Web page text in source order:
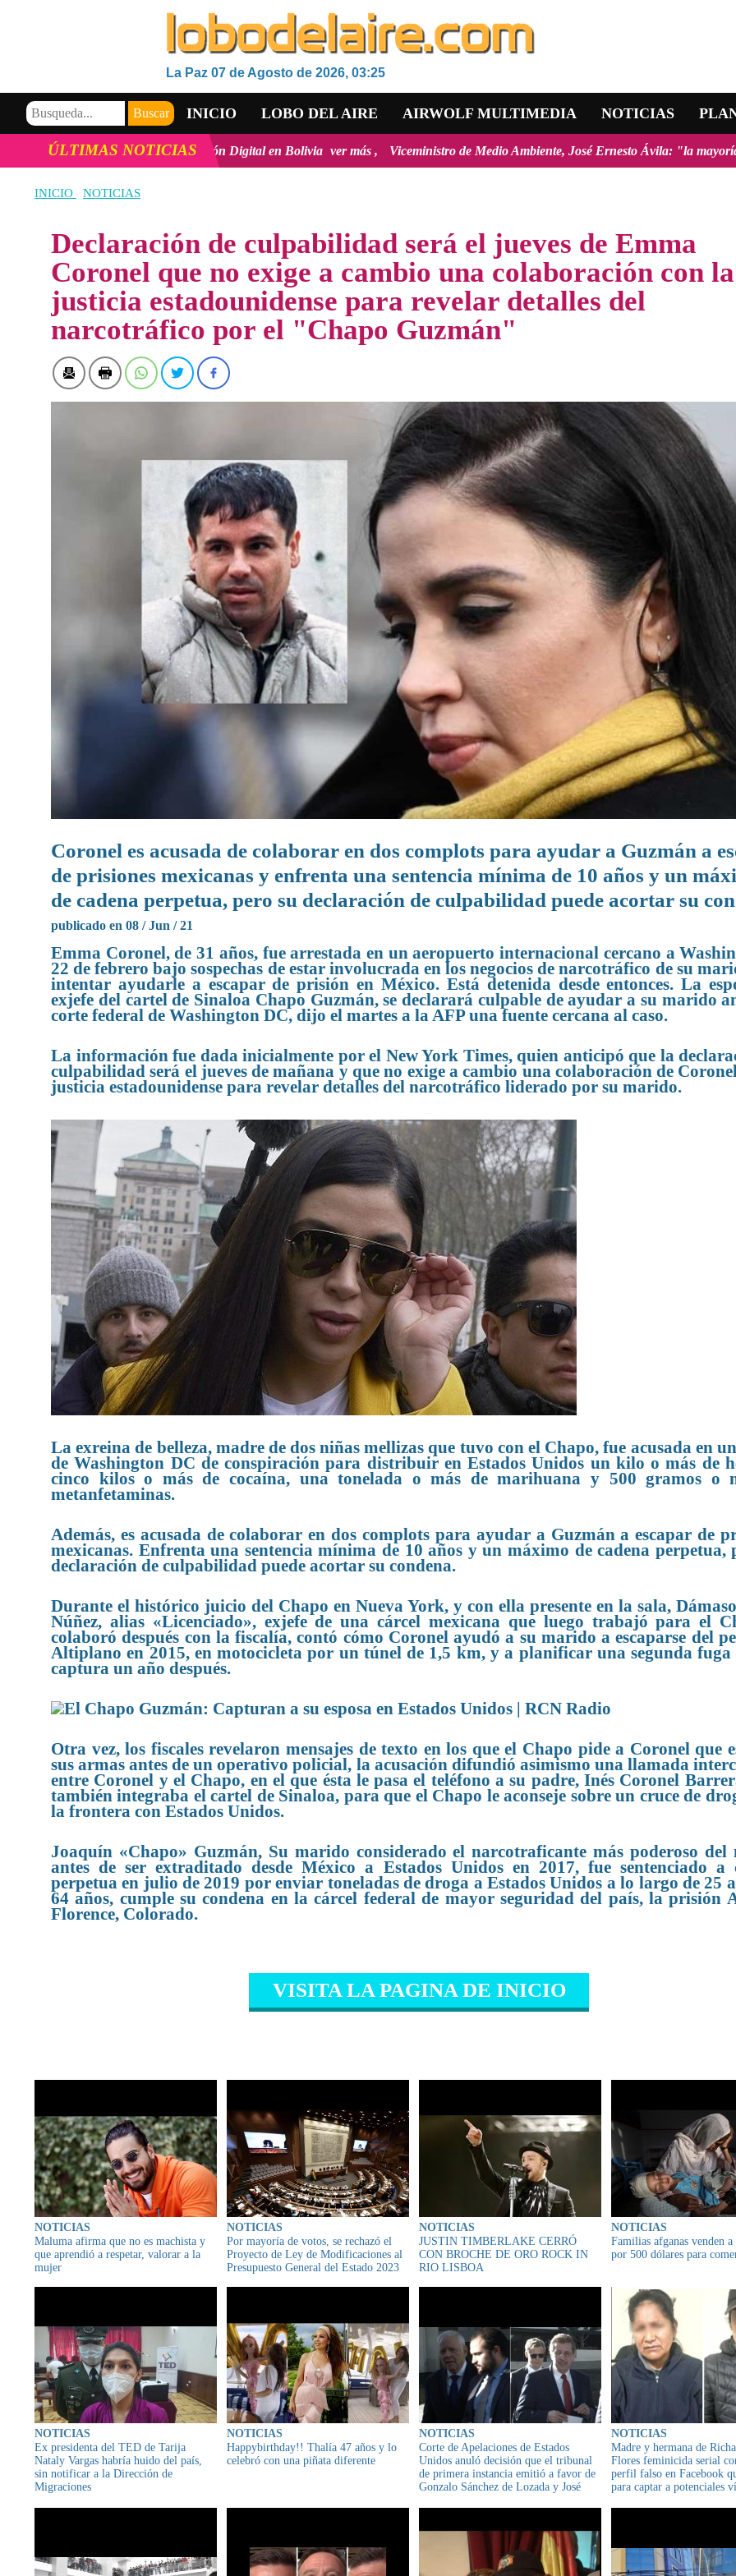
La Paz 07 de Agosto de 2026, 03:25
INICIO LOBO DEL AIRE AIRWOLF MULTIMEDIA NOTICIAS
VIDEOS
ÚLTIMAS NOTICIAS
y la inclusión Digital en Bolivia ver más Viceministro de Medio Ambiente, José Ernesto Ávila: "la mayoría de los incendios
INICIO NOTICIAS
Declaración de culpabilidad será el jueves de Emma
Coronel que no exige a cambio una colaboración con la
justicia estadounidense para revelar detalles del
narcotráfico por el "Chapo Guzmán"
Coronel es acusada de colaborar en dos complots para ayudar a Guzmán a
de prisiones mexicanas y enfrenta una sentencia mínima de 10 años y un
de cadena perpetua, pero su declaración de culpabilidad puede acortar su
publicado en 08 / Jun / 21
Emma Coronel, de 31 años, fue arrestada en un aeropuerto internacional cercano a
22 de febrero bajo sospechas de estar involucrada en los negocios de narcotráfico de su
intentar ayudarle a escapar de prisión en México. Está detenida desde entonces. La
exjefe del cartel de Sinaloa Chapo Guzmán, se declarará culpable de ayudar a su marido
corte federal de Washington DC, dijo el martes a la AFP una fuente cercana al caso.
La información fue dada inicialmente por el New York Times, quien anticipó que la
culpabilidad será el jueves de mañana y que no exige a cambio una colaboración de
justicia estadounidense para revelar detalles del narcotráfico liderado por su marido.
La exreina de belleza, madre de dos niñas mellizas que tuvo con el Chapo, fue acusada en
de Washington DC de conspiración para distribuir en Estados Unidos un kilo o más de
cinco kilos o más de cocaína, una tonelada o más de marihuana y 500 gramos o
metanfetaminas.
Además, es acusada de colaborar en dos complots para ayudar a Guzmán a escapar de
mexicanas. Enfrenta una sentencia mínima de 10 años y un máximo de cadena perpetua,
declaración de culpabilidad puede acortar su condena.
Durante el histórico juicio del Chapo en Nueva York, y con ella presente en la sala,
Núñez, alias «Licenciado», exjefe de una cárcel mexicana que luego trabajó para el
colaboró después con la fiscalía, contó cómo Coronel ayudó a su marido a escaparse del
Altiplano en 2015, en motocicleta por un túnel de 1,5 km, y a planificar una segunda fuga
captura un año después.
Otra vez, los fiscales revelaron mensajes de texto en los que el Chapo pide a Coronel que
sus armas antes de un operativo policial, la acusación difundió asimismo una llamada
entre Coronel y el Chapo, en el que ésta le pasa el teléfono a su padre, Inés Coronel
también integraba el cartel de Sinaloa, para que el Chapo le aconseje sobre un cruce de
la frontera con Estados Unidos.
Joaquín «Chapo» Guzmán, Su marido considerado el narcotraficante más poderoso del
antes de ser extraditado desde México a Estados Unidos en 2017, fue sentenciado a
perpetua en julio de 2019 por enviar toneladas de droga a Estados Unidos a lo largo de 25
64 años, cumple su condena en la cárcel federal de mayor seguridad del país, la prisión
Florence, Colorado.
VISITA LA PAGINA DE INICIO
NOTICIAS
Maluma afirma que no es machista y
que aprendió a respetar, valorar a la
mujer
NOTICIAS
Por mayoría de votos, se rechazó el
Proyecto de Ley de Modificaciones al
Presupuesto General del Estado 2023
NOTICIAS
JUSTIN TIMBERLAKE CERRÓ
CON BROCHE DE ORO ROCK IN
RIO LISBOA
NOTICIAS
Familias afganas venden a
por 500 dólares para
NOTICIAS
Ex presidenta del TED de Tarija
Nataly Vargas habría huido del país,
sin notificar a la Dirección de
Migraciones
NOTICIAS
Happybirthday!! Thalía 47 años y lo
celebró con una piñata diferente
NOTICIAS
Corte de Apelaciones de Estados
Unidos anuló decisión que el tribunal
de primera instancia emitió a favor de
Gonzalo Sánchez de Lozada y José
NOTICIAS
Madre y hermana de
Flores feminicida serial
perfil falso en Facebook
para captar a potenciales